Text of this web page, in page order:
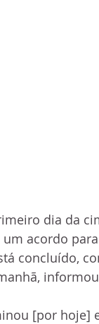
dia da
acordo
concluído,
[por hoje]